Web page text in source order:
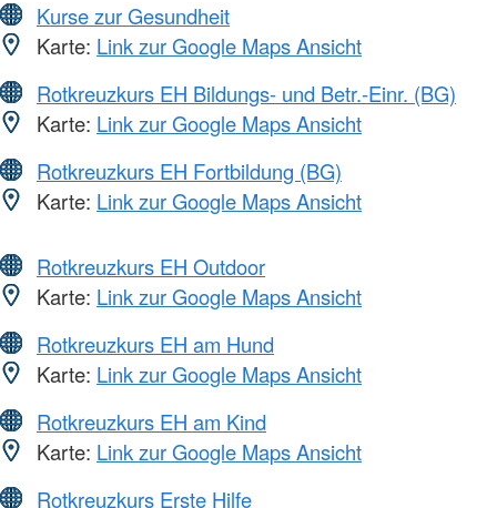
Kurse zur Gesundheit
Karte: Link zur Google Maps Ansicht
Rotkreuzkurs EH Bildungs- und Betr.-Einr. (BG)
Karte: Link zur Google Maps Ansicht
Rotkreuzkurs EH Fortbildung (BG)
Karte: Link zur Google Maps Ansicht
Rotkreuzkurs EH Outdoor
Karte: Link zur Google Maps Ansicht
Rotkreuzkurs EH am Hund
Karte: Link zur Google Maps Ansicht
Rotkreuzkurs EH am Kind
Karte: Link zur Google Maps Ansicht
Rotkreuzkurs Erste Hilfe